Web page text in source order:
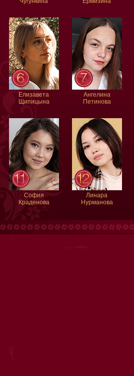
Елизавета
Щипицына
Ангелина
Петинова
София
Краденова
Линара
Нурманова